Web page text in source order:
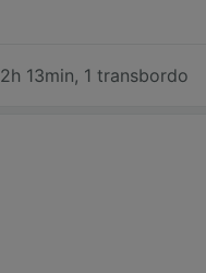
2h 13min, 1 transbordo